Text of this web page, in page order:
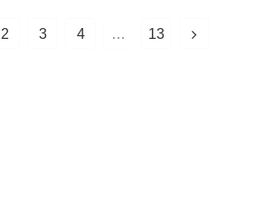
2 3 4 … 13